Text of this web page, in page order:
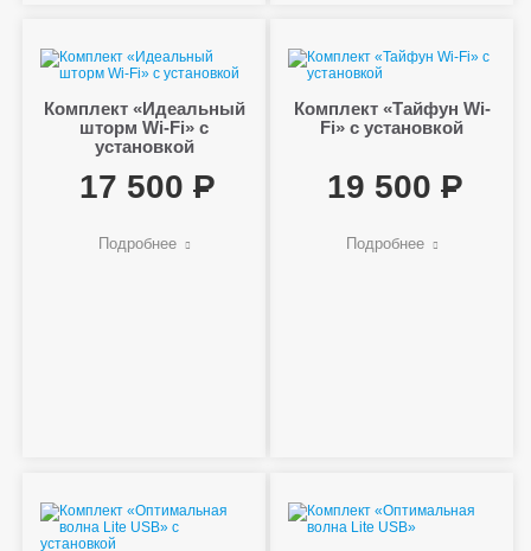
Комплект «Идеальный
шторм Wi-Fi» с
установкой
17 500
Подробнее
Комплект «Тайфун Wi-
Fi» с установкой
19 500
Подробнее